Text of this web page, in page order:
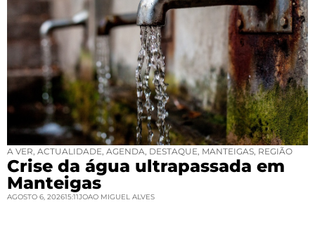
A VER ACTUALIDADE AGENDA DESTAQUE MANTEIGAS REGIÃO
Crise da água ultrapassada em
Manteigas
AGOSTO 6, 202615:11JOAO MIGUEL ALVES